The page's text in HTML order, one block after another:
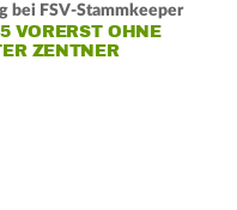
bei FSV-Stammkeeper
VORERST OHNE
ZENTNER